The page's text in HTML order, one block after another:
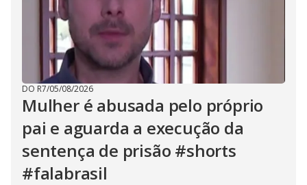
DO R7/05/08/2026
Mulher é abusada pelo próprio
pai e aguarda a execução da
sentença de prisão #shorts
#falabrasil